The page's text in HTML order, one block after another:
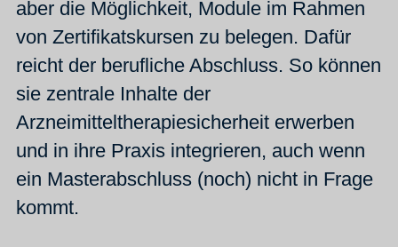
aber die Möglichkeit, Module im Rahmen
von Zertifikatskursen zu belegen. Dafür
reicht der berufliche Abschluss. So können
sie zentrale Inhalte der
Arzneimitteltherapiesicherheit erwerben
und in ihre Praxis integrieren, auch wenn
ein Masterabschluss (noch) nicht in Frage
kommt.